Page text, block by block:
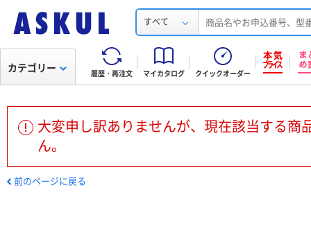
すべて
履歴・再注文 マイカタログ クイックオーダー
カテゴリー
大変申し訳ありませんが、現在該当する商
ん。
前のページに戻る